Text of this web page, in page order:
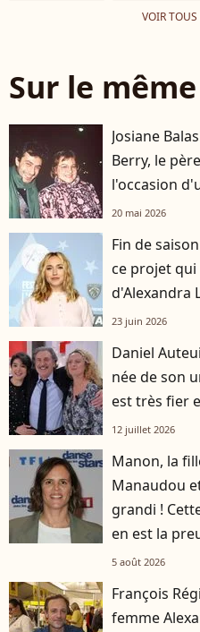
VOIR TOUS
Sur le
Josiane
Berry, le
l'occasion
20 mai 2026
Fin de
ce projet
d'Alexandra
23 juin 2026
Daniel
née de son
est très fier
12 juillet 2026
Manon, la
Manaudou
grandi !
en est la
5 août 2026
François
femme